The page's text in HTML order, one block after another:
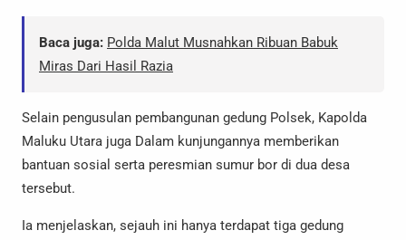
Baca juga: Polda Malut Musnahkan Ribuan Babuk
Miras Dari Hasil Razia
Selain pengusulan pembangunan gedung Polsek, Kapolda
Maluku Utara juga Dalam kunjungannya memberikan
bantuan sosial serta peresmian sumur bor di dua desa
tersebut.
Ia menjelaskan, sejauh ini hanya terdapat tiga gedung